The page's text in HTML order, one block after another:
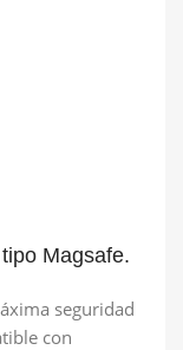
Magsafe.
seguridad
con